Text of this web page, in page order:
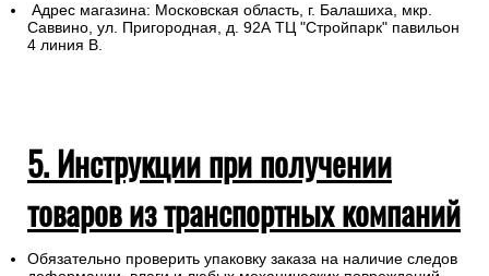
Адрес магазина: Московская область, г. Балашиха, мкр.
Саввино, ул. Пригородная, д. 92А ТЦ "Стройпарк" павильон
4 линия В.
5. Инструкции при получении
товаров из транспортных компаний
Обязательно проверить упаковку заказа на наличие следов